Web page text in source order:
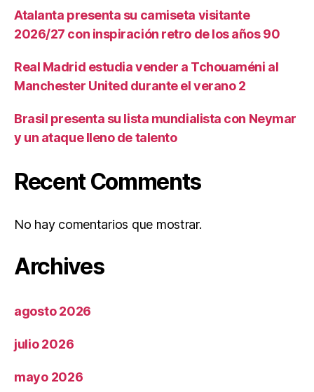
Atalanta presenta su camiseta visitante
2026/27 con inspiración retro de los años 90
Real Madrid estudia vender a Tchouaméni al
Manchester United durante el verano 2
Brasil presenta su lista mundialista con Neymar
y un ataque lleno de talento
Recent Comments
No hay comentarios que mostrar.
Archives
agosto 2026
julio 2026
mayo 2026